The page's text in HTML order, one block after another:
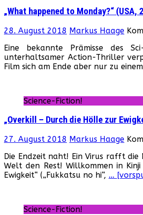
„What happened to Monday?“ (USA,
28. August 2018 Markus Haage
Eine bekannte Prämisse des
unterhaltsamer Action-Thriller
Film sich am Ende aber nur zu
Science-Fiction!
„Overkill – Durch die Hölle zur
27. August 2018 Markus Haage
Die Endzeit naht! Ein Virus rafft
Welt den Rest! Willkommen in
Ewigkeit“ („Fukkatsu no hi“, …
Science-Fiction!